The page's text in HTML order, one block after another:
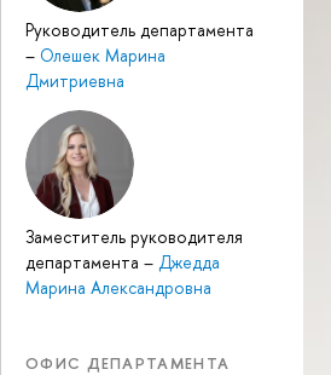
Руководитель департамента
– Олешек Марина
Дмитриевна
Заместитель руководителя
департамента – Джедда
Марина Александровна
ОФИС ДЕПАРТАМЕНТА